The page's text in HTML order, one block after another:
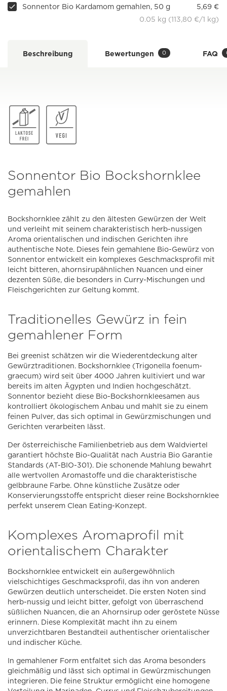
Sonnentor Bio Kardamom gemahlen, 50 g
5,69 €
0.05 kg (113,80 €/1 kg)
Beschreibung Bewertungen 0 FAQ
Sonnentor Bio Bockshornklee
gemahlen
Bockshornklee zählt zu den ältesten Gewürzen der Welt
und verleiht mit seinem charakteristisch herb-nussigen
Aroma orientalischen und indischen Gerichten ihre
authentische Note. Dieses fein gemahlene Bio-Gewürz von
Sonnentor entwickelt ein komplexes Geschmacksprofil mit
leicht bitteren, ahornsirupähnlichen Nuancen und einer
dezenten Süße, die besonders in Curry-Mischungen und
Fleischgerichten zur Geltung kommt.
Traditionelles Gewürz in fein
gemahlener Form
Bei greenist schätzen wir die Wiederentdeckung alter
Gewürztraditionen. Bockshornklee (Trigonella foenum-
graecum) wird seit über 4000 Jahren kultiviert und war
bereits im alten Ägypten und Indien hochgeschätzt.
Sonnentor bezieht diese Bio-Bockshornkleesamen aus
kontrolliert ökologischem Anbau und mahlt sie zu einem
feinen Pulver, das sich optimal in Gewürzmischungen und
Gerichten verarbeiten lässt.
Der österreichische Familienbetrieb aus dem Waldviertel
garantiert höchste Bio-Qualität nach Austria Bio Garantie
Standards (AT-BIO-301). Die schonende Mahlung bewahrt
alle wertvollen Aromastoffe und die charakteristische
gelbbraune Farbe. Ohne künstliche Zusätze oder
Konservierungsstoffe entspricht dieser reine Bockshornklee
perfekt unserem Clean Eating-Konzept.
Komplexes Aromaprofil mit
orientalischem Charakter
Bockshornklee entwickelt ein außergewöhnlich
vielschichtiges Geschmacksprofil, das ihn von anderen
Gewürzen deutlich unterscheidet. Die ersten Noten sind
herb-nussig und leicht bitter, gefolgt von überraschend
süßlichen Nuancen, die an Ahornsirup oder geröstete Nüsse
erinnern. Diese Komplexität macht ihn zu einem
unverzichtbaren Bestandteil authentischer orientalischer
und indischer Küche.
In gemahlener Form entfaltet sich das Aroma besonders
gleichmäßig und lässt sich optimal in Gewürzmischungen
integrieren. Die feine Struktur ermöglicht eine homogene